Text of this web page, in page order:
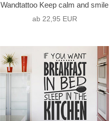
Wandtattoo Keep calm and smile
ab 22,95 EUR